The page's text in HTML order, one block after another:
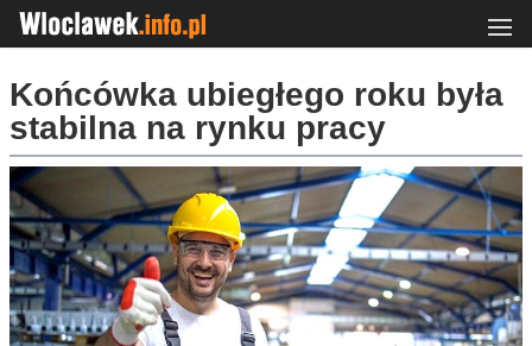
Końcówka ubiegłego roku była
stabilna na rynku pracy